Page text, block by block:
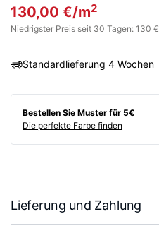
130,00 €/m2
Niedrigster Preis seit 30 Tagen: 130 €
Standardlieferung 4 Wochen
Bestellen Sie Muster für 5€
Die perfekte Farbe finden
Lieferung und Zahlung